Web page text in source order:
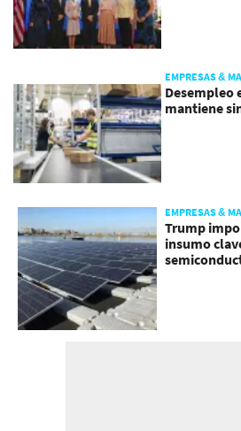
EMPRESAS &
Desempleo
mantiene
EMPRESAS &
Trump
insumo